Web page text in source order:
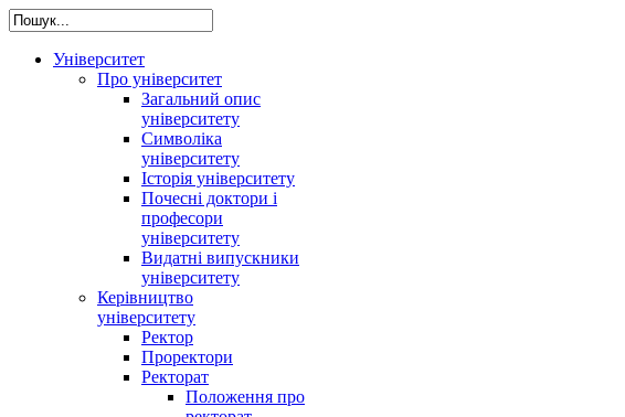
Університет
Про університет
Загальний опис
університету
Символіка
університету
Історія університету
Почесні доктори і
професори
університету
Видатні випускники
університету
Керівництво
університету
Ректор
Проректори
Ректорат
Положення про